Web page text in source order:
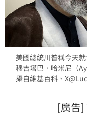
美國總統川普稱今天
穆吉塔巴．哈米尼（
攝自維基百科、
[廣告